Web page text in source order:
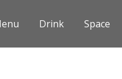
Drink Space